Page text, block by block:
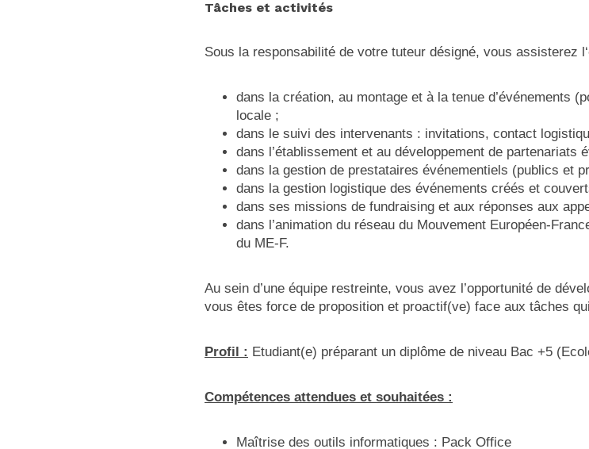
Tâches et activités
Sous la responsabilité de votre tuteur désigné, vous assisterez
dans la création, au montage et à la tenue d’événements
locale ;
dans le suivi des intervenants : invitations, contact
dans l’établissement et au développement de partenariats
dans la gestion de prestataires événementiels (publics et
dans la gestion logistique des événements créés et
dans ses missions de fundraising et aux réponses aux
dans l’animation du réseau du Mouvement Européen-
du ME-F.
Au sein d’une équipe restreinte, vous avez l’opportunité de
vous êtes force de proposition et proactif(ve) face aux tâches
Profil : Etudiant(e) préparant un diplôme de niveau Bac +5
Compétences attendues et souhaitées :
Maîtrise des outils informatiques : Pack Office